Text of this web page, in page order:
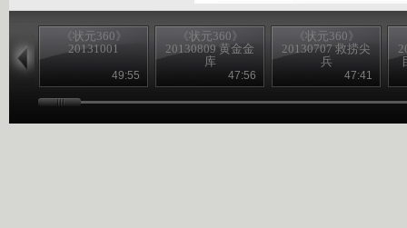
《状元360》
20131001
49:55
《状元360》
20130809 黄金金
库
47:56
《状元360》
20130707 救捞尖
兵
47:41